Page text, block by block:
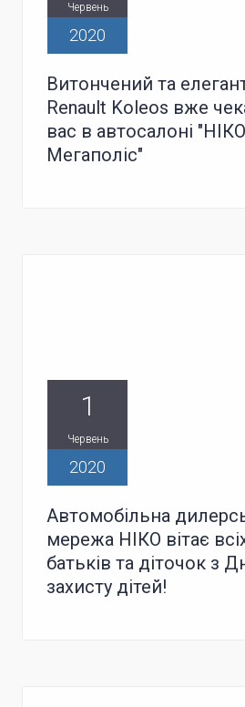
Червень
2020
Витончений та
Renault Koleos вже
вас в автосалоні
Мегаполіс"
1
Червень
2020
Автомобільна
мережа НІКО вітає
батьків та діточок з
захисту дітей!